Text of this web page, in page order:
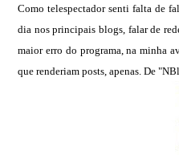
Como telespectador senti falta de
dia nos principais blogs, falar de
maior erro do programa, na minha
que renderiam posts, apenas. De